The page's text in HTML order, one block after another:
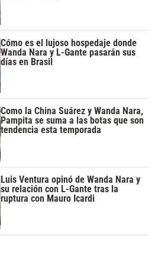
Cómo es el lujoso hospedaje donde
Wanda Nara y L-Gante pasarán sus
días en Brasil
Como la China Suárez y Wanda Nara,
Pampita se suma a las botas que son
tendencia esta temporada
Luis Ventura opinó de Wanda Nara y
su relación con L-Gante tras la
ruptura con Mauro Icardi